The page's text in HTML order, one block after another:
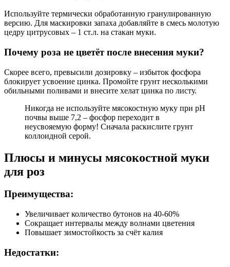
Используйте термически обработанную гранулированную
версию. Для маскировки запаха добавляйте в смесь молотую
цедру цитрусовых – 1 ст.л. на стакан муки.
Почему роза не цветёт после внесения муки?
Скорее всего, превысили дозировку – избыток фосфора
блокирует усвоение цинка. Промойте грунт несколькими
обильными поливами и внесите хелат цинка по листу.
Никогда не используйте мясокостную муку при pH
почвы выше 7,2 – фосфор переходит в
неусвояемую форму! Сначала раскислите грунт
коллоидной серой.
Плюсы и минусы мясокостной муки
для роз
Преимущества:
Увеличивает количество бутонов на 40-60%
Сокращает интервалы между волнами цветения
Повышает зимостойкость за счёт калия
Недостатки: